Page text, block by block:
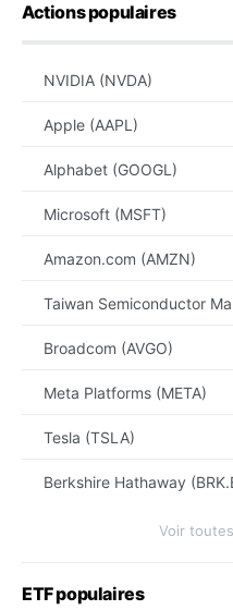
Actions populaires
NVIDIA (NVDA)
Apple (AAPL)
Alphabet (GOOGL)
Microsoft (MSFT)
Amazon.com (AMZN)
Taiwan Semiconductor
Broadcom (AVGO)
Meta Platforms (META)
Tesla (TSLA)
Berkshire Hathaway
Voir
ETF populaires